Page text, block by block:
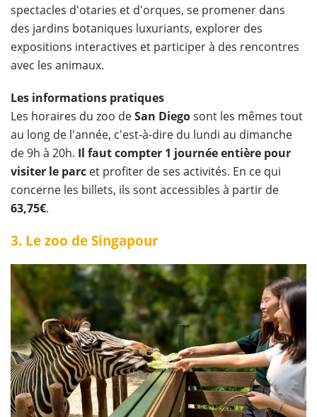
spectacles d'otaries et d'orques, se promener dans
des jardins botaniques luxuriants, explorer des
expositions interactives et participer à des rencontres
avec les animaux.
Les informations pratiques
Les horaires du zoo deSan Diegosont les mêmes tout
au long de l'année, c'est-à-dire du lundi au dimanche
de 9h à 20h. Il faut compter 1 journée entière pour
visiter le parc et profiter de ses activités. En ce qui
concerne les billets, ils sont accessibles à partir de
63,75€.
3. Le zoo de Singapour